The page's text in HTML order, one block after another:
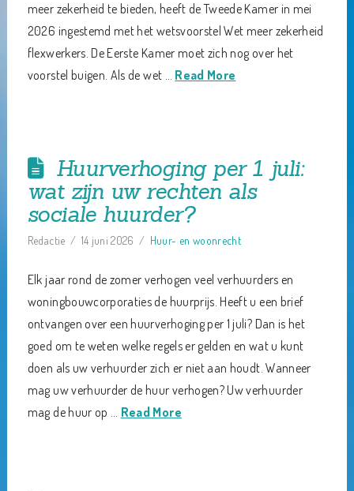
meer zekerheid te bieden, heeft de Tweede Kamer in mei
2026 ingestemd met het wetsvoorstel Wet meer zekerheid
flexwerkers. De Eerste Kamer moet zich nog over het
voorstel buigen. Als de wet … Read More
Huurverhoging per 1 juli:
wat zijn uw rechten als
sociale huurder?
Redactie 14 juni 2026 Huur- en woonrecht
Elk jaar rond de zomer verhogen veel verhuurders en
woningbouwcorporaties de huurprijs. Heeft u een brief
ontvangen over een huurverhoging per 1 juli? Dan is het
goed om te weten welke regels er gelden en wat u kunt
doen als uw verhuurder zich er niet aan houdt. Wanneer
mag uw verhuurder de huur verhogen? Uw verhuurder
mag de huur op … Read More